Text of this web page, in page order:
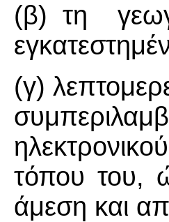
(β) τη
(γ)
τόπου του,
άμεση και